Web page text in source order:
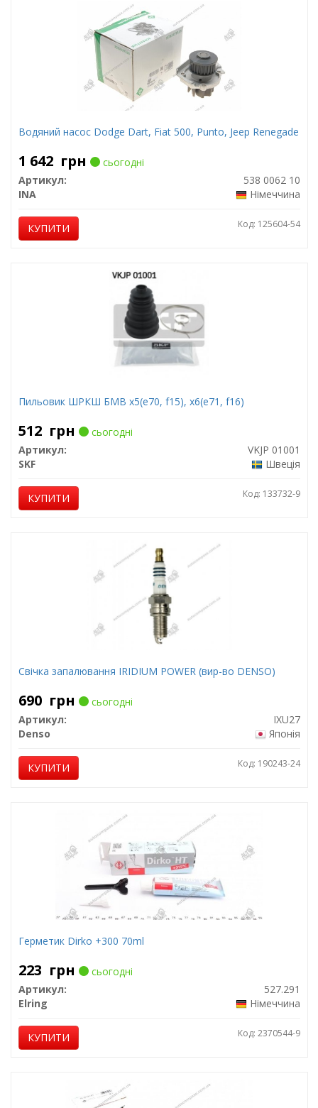
Водяний насос Dodge Dart, Fiat 500, Punto, Jeep Renegade
1 642 грн
сьогодні
Артикул:
538 0062 10
INA
Німеччина
КУПИТИ Код: 125604-54
Пильовик ШРКШ БМВ x5(e70, f15), x6(e71, f16)
512 грн
сьогодні
Артикул:
VKJP 01001
SKF
Швеція
КУПИТИ Код: 133732-9
Свічка запалювання IRIDIUM POWER (вир-во DENSO)
690 грн
сьогодні
Артикул:
IXU27
Denso
Японія
КУПИТИ Код: 190243-24
Герметик Dirko +300 70ml
223 грн
сьогодні
Артикул:
527.291
Elring
Німеччина
КУПИТИ Код: 2370544-9